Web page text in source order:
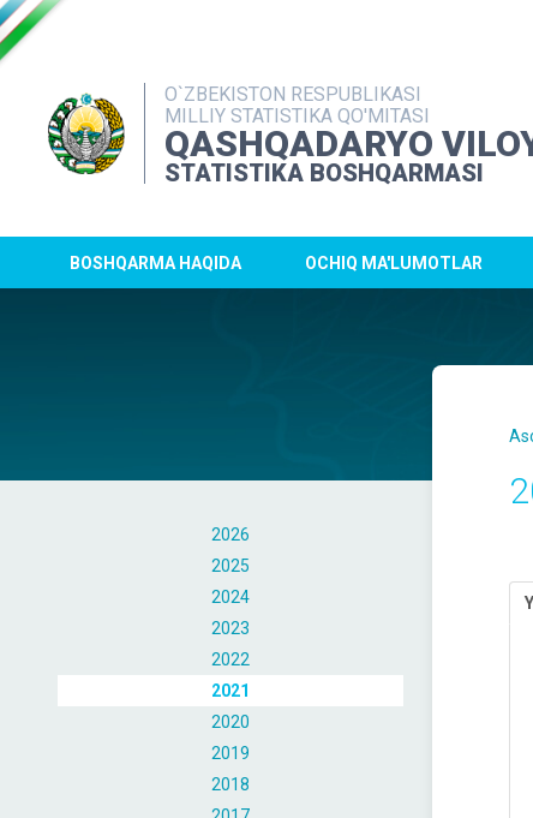
O`ZBEKISTON RESPUBLIKASI
MILLIY STATISTIKA QO'MITASI
QASHQADARYO
STATISTIKA BOSHQARMASI
BOSHQARMA HAQIDA OCHIQ MA'LUMOTLAR
2026
2025
2024
2023
2022
2021
2020
2019
2018